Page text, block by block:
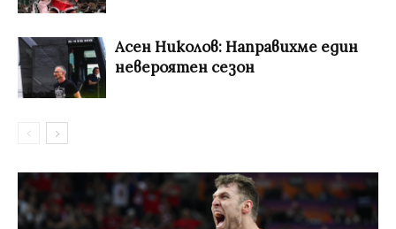
Асен Николов: Направихме един
невероятен сезон